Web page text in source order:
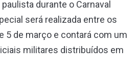
durante o Carnaval
será realizada entre os
5 de março e contará com um
militares distribuídos em